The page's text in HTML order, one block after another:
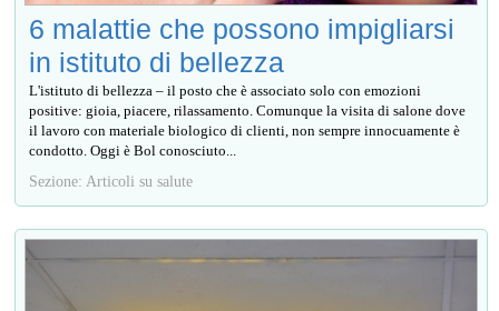
6 malattie che possono impigliarsi
in istituto di bellezza
L'istituto di bellezza – il posto che è associato solo con emozioni
positive: gioia, piacere, rilassamento. Comunque la visita di salone dove
il lavoro con materiale biologico di clienti, non sempre innocuamente è
condotto. Oggi è Bol conosciuto...
Sezione: Articoli su salute